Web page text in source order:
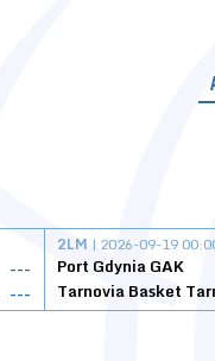
---
---
2LM | 2026-09-19
Port Gdynia GAK